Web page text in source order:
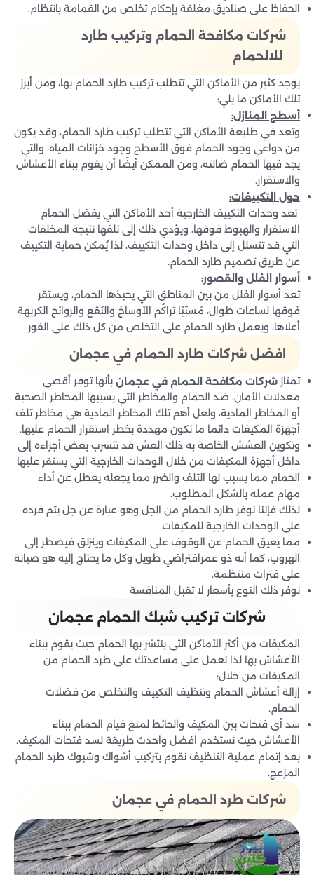
الحفاظ على صناديق مغلقة بإحكام تخلص من القمامة بانتظام.
شركات مكافحة الحمام وتركيب طارد
للالحمام
يوجد كثير من الأماكن التي تتطلب تركيب طارد الحمام بها، ومن أبرز
تلك الأماكن ما يلي:
أسطح المنازل:
وتعد في طليعة الأماكن التي تتطلب تركيب طارد الحمام، وقد يكون
من دواعي وجود الحمام فوق الأسطح وجود خزانات المياه، والتي
يجد فيها الحمام ضالته، ومن الممكن أيضًا أن يقوم ببناء الأعشاش
والاستقرار.
حول التكييفات:
تعد وحدات التكييف الخارجية أحد الأماكن التي يفضل الحمام
الاستقرار والهبوط فوقها، ويؤدي ذلك إلى تلفها نتيجة المخلفات
التي قد تتسلل إلى داخل وحدات التكييف، لذا يُمكن حماية التكييف
عن طريق تصميم طارد الحمام.
أسوار الفلل والقصور:
تعد أسوار الفلل من بين المناطق التي يحبذها الحمام، ويستقر
فوقها لساعات طوال، مُسبِّبًا تراكُم الأوساخ والبُقع والروائح الكريهة
أعلاها، ويعمل طارد الحمام على التخلص من كل ذلك على الفور.
افضل شركات طارد الحمام في عجمان
تمتاز شركات مكافحة الحمام في عجمان بأنها توفر أقصى
معدلات الأمان، ضد الحمام والمخاطر التي يسببها المخاطر الصحية
أو المخاطر المادية، ولعل أهم تلك المخاطر المادية هي مخاطر تلف
أجهزة المكيفات دائما ما تكون مهددة بخطر استقرار الحمام عليها.
وتكوين العشش الخاصة به ذلك العش قد تتسرب بعض أجزاءه إلى
داخل أجهزة المكيفات من خلال الوحدات الخارجية التي يستقر عليها
الحمام مما يسبب لها التلف والضرر مما يجعله يعطل عن أداء
مهام عمله بالشكل المطلوب.
لذلك فإننا نوفر طارد الحمام من الجل وهو عبارة عن جل يتم فرده
على الوحدات الخارجية للمكيفات.
مما يعيق الحمام عن الوقوف على المكيفات وينزلق فيضطر إلى
الهروب، كما أنه ذو عمرافتراضي طويل وكل ما يحتاج إليه هو صيانة
على فترات منتظمة.
نوفر ذلك النوع بأسعار لا تقبل المنافسة
شركات تركيب شبك الحمام عجمان
المكيفات من أكثر الأماكن التى ينتشر بها الحمام حيث يقوم ببناء
الأعشاش بها لذا نعمل على مساعدتك على طرد الحمام من
المكيفات من خلال:
إزالة أعشاش الحمام وتنظيف التكييف والتخلص من فضلات
الحمام.
سد أى فتحات بين المكيف والحائط لمنع قيام الحمام ببناء
الأعشاش حيث نستخدم افضل واحدث طريقة لسد فتحات المكيف.
بعد إتمام عملية التنظيف نقوم بتركيب أشواك وشبوك طرد الحمام
المزعج.
شركات طرد الحمام في عجمان